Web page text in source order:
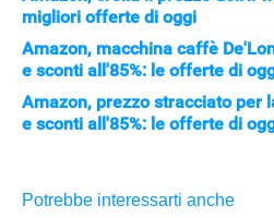
migliori offerte di oggi
Amazon, macchina caffè
e sconti all'85%: le offerte di
Amazon, prezzo stracciato per
e sconti all'85%: le offerte di